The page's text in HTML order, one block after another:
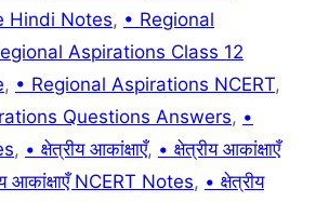
Hindi Notes, • Regional
Aspirations Class 12
, • Regional Aspirations NCERT,
Questions Answers, •
, • क्षेत्रीय आकांक्षाएँ, • क्षेत्रीय आकांक्षाएँ
आकांक्षाएँ NCERT Notes, • क्षेत्रीय